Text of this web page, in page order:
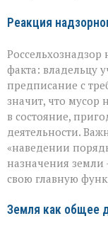
Реакция
Россельхознадзор
факта: владельцу
предписание с
значит, что мусор
в состояние,
деятельности.
«наведении
назначения
свою главную
Земля как общее